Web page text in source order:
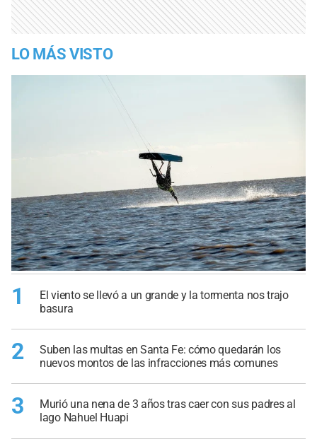
LO MÁS VISTO
1
El viento se llevó a un grande y la tormenta nos trajo
basura
2
Suben las multas en Santa Fe: cómo quedarán los
nuevos montos de las infracciones más comunes
3
Murió una nena de 3 años tras caer con sus padres al
lago Nahuel Huapi